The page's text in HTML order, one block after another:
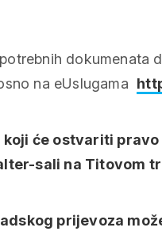
dokumenata
na eUslugama
će ostvariti
sali na Titovom
prijevoza